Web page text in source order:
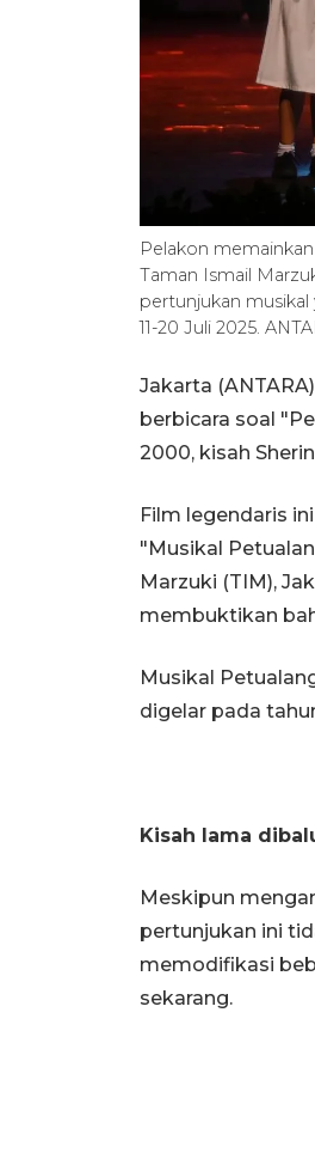
Pelakon
Taman Ismail
pertunjukan
11-20 Juli 2025.
Jakarta
berbicara soal
2000, kisah
Film legendaris
"Musikal
Marzuki (TIM),
membuktikan
Musikal
digelar pada
Kisah lama
Meskipun
pertunjukan ini
memodifikasi
sekarang.